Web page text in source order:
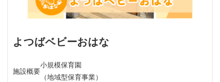
よつばベビーおはな
施設概要
小規模保育園
（地域型保育事業）